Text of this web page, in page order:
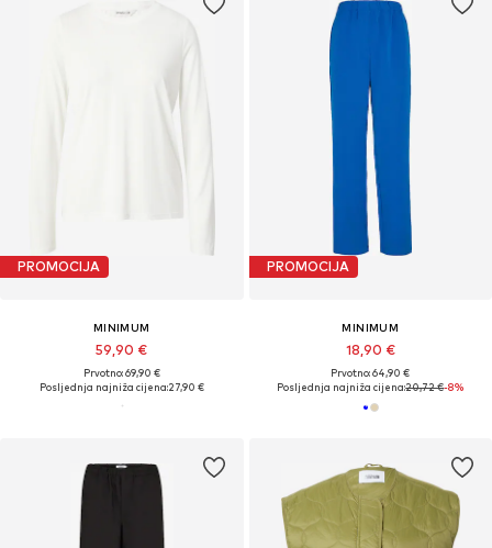
PROMOCIJA
MINIMUM
59,90 €
Prvotno: 69,90 €
Posljednja najniža cijena:27,90 €
PROMOCIJA
MINIMUM
18,90 €
Prvotno: 64,90 €
Posljednja najniža cijena:20,72 €-8%